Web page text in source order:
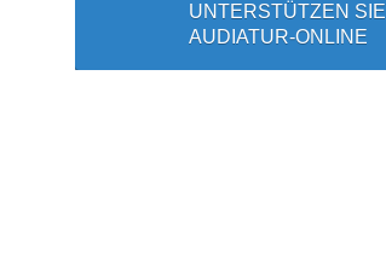
UNTERSTÜTZEN SIE
AUDIATUR-ONLINE